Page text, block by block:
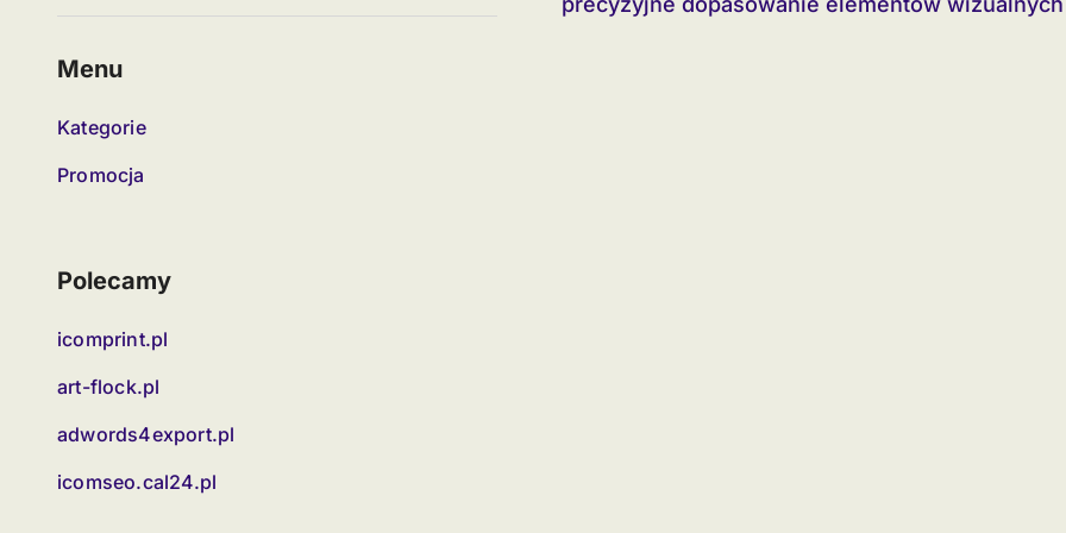
Menu
Kategorie
Promocja
Polecamy
icomprint.pl
art-flock.pl
adwords4export.pl
icomseo.cal24.pl